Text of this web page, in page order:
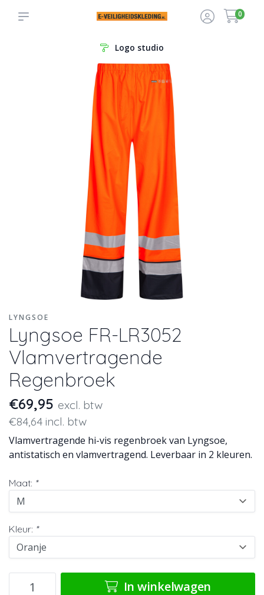
0
Logo studio
LYNGSOE
Lyngsoe FR-LR3052
Vlamvertragende
Regenbroek
€69,95 excl. btw
€84,64 incl. btw
Vlamvertragende hi-vis regenbroek van Lyngsoe,
antistatisch en vlamvertragend. Leverbaar in 2 kleuren.
Maat: *
Kleur: *
In winkelwagen